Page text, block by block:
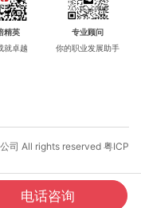
报江苏，需提前在江
保缴费记录、工作证
位就近选
：
州西湖考点、广州天
精英
就卓越
专业顾问
你的职业发展助手
司 All rights reserved 粤ICP
电话咨询